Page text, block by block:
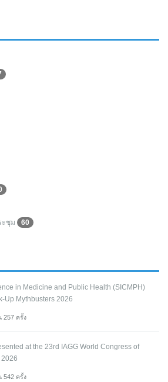
ะชุม
60
in Medicine and Public Health (SICMPH)
Up Mythbusters 2026
257 ครั้ง
at the 23rd IAGG World Congress of
542 ครั้ง